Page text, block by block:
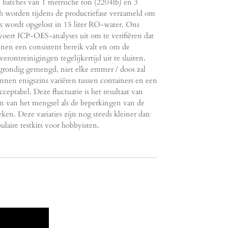
van 1 metrische ton (2204lb) en 3
worden tijdens de productiefase verzameld om
wordt opgelost in 15 liter RO-water. Ons
ICP-OES-analyses uit om te verifiëren dat
een consistent bereik valt en om de
tegelijkertijd uit te sluiten.
gemengd, niet elke emmer / doos zal
enigszins variëren tussen containers en een
Deze fluctuatie is het resultaat van
van het mengsel als de beperkingen van de
Deze variaties zijn nog steeds kleiner dan
testkits voor hobbyisten.